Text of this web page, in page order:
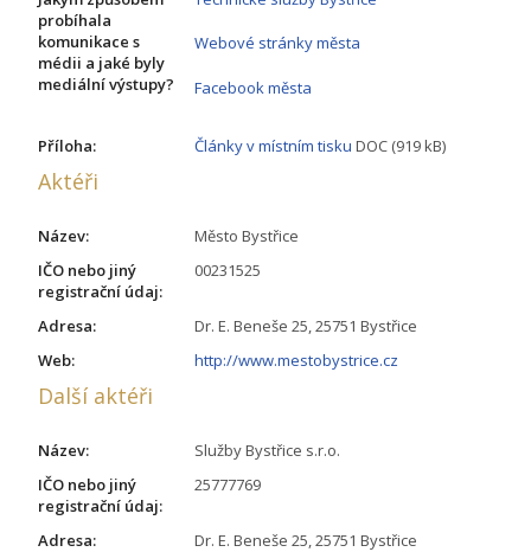
probíhala
komunikace s
médii a jaké byly
mediální výstupy?
Webové stránky města
Facebook města
Příloha: Články v místním tisku DOC (919 kB)
Aktéři
Název:
Město Bystřice
IČO nebo jiný
registrační údaj:
00231525
Adresa:
Dr. E. Beneše 25, 25751 Bystřice
Web:
http://www.mestobystrice.cz
Další aktéři
Název:
Služby Bystřice s.r.o.
IČO nebo jiný
registrační údaj:
25777769
Adresa:
Dr. E. Beneše 25, 25751 Bystřice